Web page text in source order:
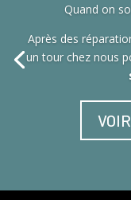
Quand on
Après des
un tour chez nous